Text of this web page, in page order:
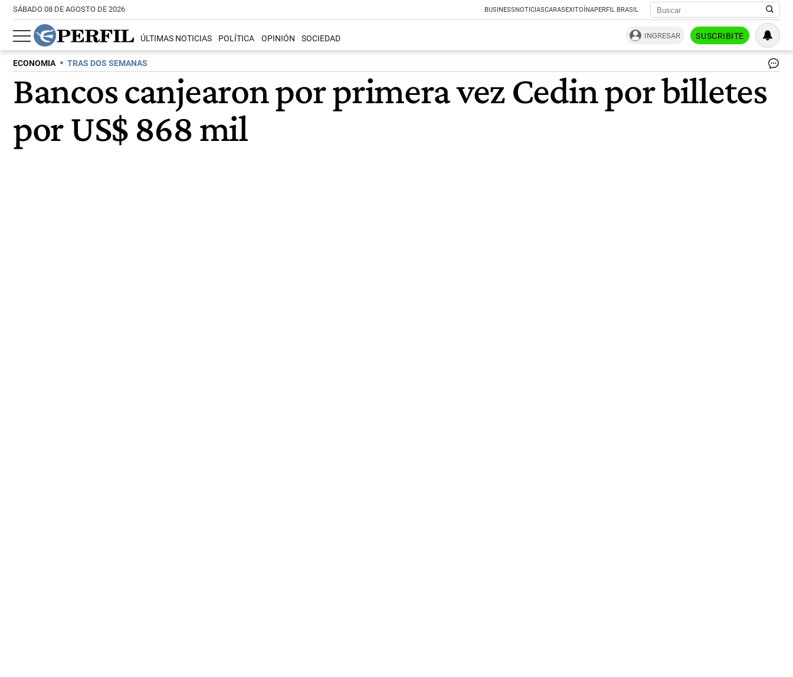
SÁBADO 08 DE AGOSTO DE 2026 BUSINESSNOTICIASCARASEXITOÍNAPERFIL BRASIL
ÚLTIMAS NOTICIAS POLÍTICA OPINIÓN SOCIEDAD INGRESAR SUSCRIBITE
ECONOMIA TRAS DOS SEMANAS
Bancos canjearon por primera vez Cedin por billetes
por US$ 868 mil